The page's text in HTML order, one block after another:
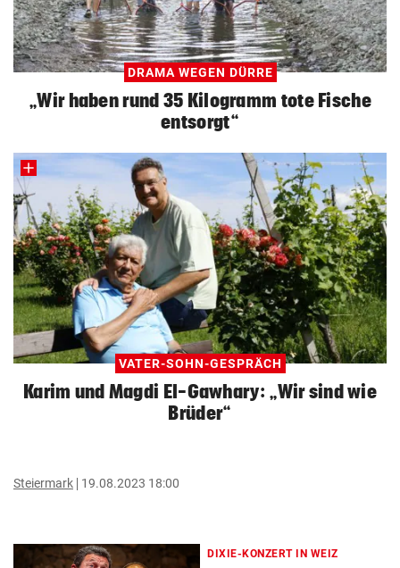
DRAMA WEGEN DÜRRE
„Wir haben rund 35 Kilogramm tote Fische
entsorgt“
VATER-SOHN-GESPRÄCH
Karim und Magdi El-Gawhary: „Wir sind wie
Brüder“
Steiermark 19.08.2023 18:00
DIXIE-KONZERT IN WEIZ